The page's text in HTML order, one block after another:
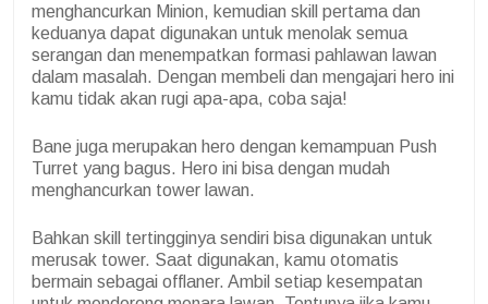
menghancurkan Minion, kemudian skill pertama dan
keduanya dapat digunakan untuk menolak semua
serangan dan menempatkan formasi pahlawan lawan
dalam masalah. Dengan membeli dan mengajari hero ini
kamu tidak akan rugi apa-apa, coba saja!
Bane juga merupakan hero dengan kemampuan Push
Turret yang bagus. Hero ini bisa dengan mudah
menghancurkan tower lawan.
Bahkan skill tertingginya sendiri bisa digunakan untuk
merusak tower. Saat digunakan, kamu otomatis
bermain sebagai offlaner. Ambil setiap kesempatan